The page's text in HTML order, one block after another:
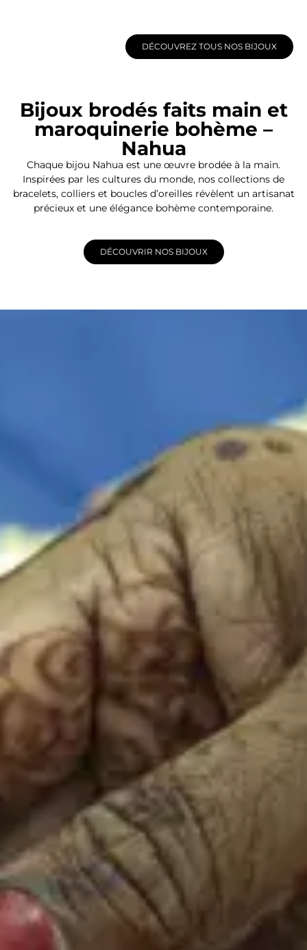
DÉCOUVREZ TOUS NOS BIJOUX
Bijoux brodés faits main et
maroquinerie bohème –
Nahua
Chaque bijou Nahua est une œuvre brodée à la main.
Inspirées par les cultures du monde, nos collections de
bracelets, colliers et boucles d’oreilles révèlent un artisanat
précieux et une élégance bohème contemporaine.
DÉCOUVRIR NOS BIJOUX